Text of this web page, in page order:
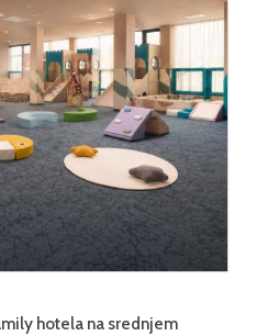
hotela na srednjem